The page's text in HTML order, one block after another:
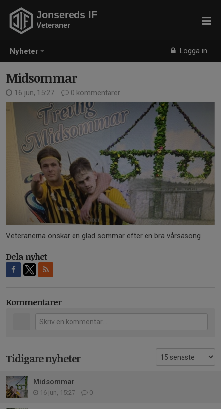
Nyheter Logga in
Jonsereds IF
Veteraner
Midsommar
16 jun, 15:27 0 kommentarer
Veteranerna önskar en glad sommar efter en bra vårsäsong
Dela nyhet
Kommentarer
Tidigare nyheter
Midsommar
16 jun, 15:27 0